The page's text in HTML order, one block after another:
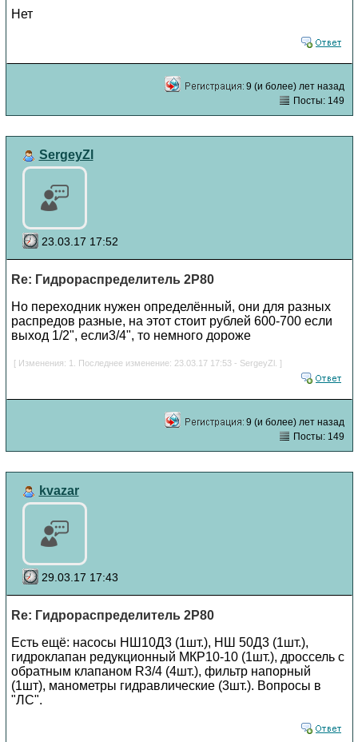
Нет
9 (и более) лет назад
Посты: 149
SergeyZl
23.03.17 17:52
Re: Гидрораспределитель 2Р80
Но переходник нужен определённый, они для разных
распредов разные, на этот стоит рублей 600-700 если
выход 1/2", если3/4", то немного дороже
[ Изменения: 1. Последнее изменение: 23.03.17 17:53 - SergeyZl. ]
9 (и более) лет назад
Посты: 149
kvazar
29.03.17 17:43
Re: Гидрораспределитель 2Р80
Есть ещё: насосы НШ10Д3 (1шт.), НШ 50Д3 (1шт.),
гидроклапан редукционный МКР10-10 (1шт.), дроссель с
обратным клапаном R3/4 (4шт.), фильтр напорный
(1шт), манометры гидравлические (3шт.). Вопросы в
"ЛС".